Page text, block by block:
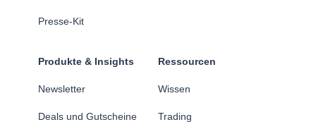
Presse-Kit
Produkte & Insights
Newsletter
Deals und Gutscheine
Ressourcen
Wissen
Trading